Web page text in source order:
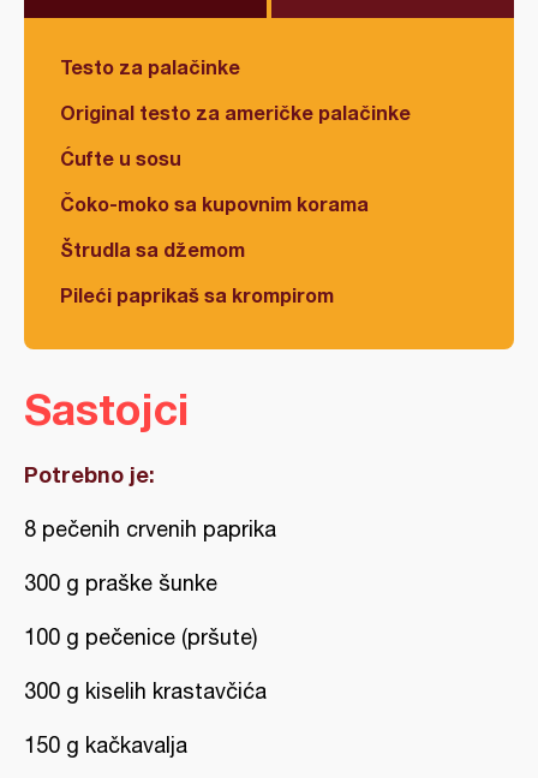
Testo za palačinke
Original testo za američke palačinke
Ćufte u sosu
Čoko-moko sa kupovnim korama
Štrudla sa džemom
Pileći paprikaš sa krompirom
Sastojci
Potrebno je:
8 pečenih crvenih paprika
300 g praške šunke
100 g pečenice (pršute)
300 g kiselih krastavčića
150 g kačkavalja